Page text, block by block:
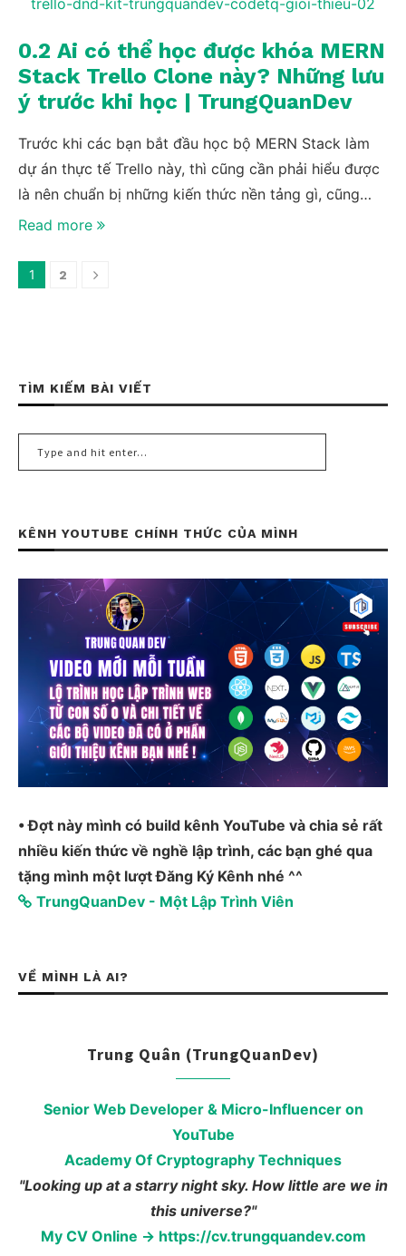
hộ mình thì cũng có thể xem video này và tự cài đặt
bộ code lên được nhé. Cảm ơn các bạn!
0.2 Ai có thể học được khóa MERN
Stack Trello Clone này? Những lưu
ý trước khi học | TrungQuanDev
Trước khi các bạn bắt đầu học bộ MERN Stack làm
dự án thực tế Trello này, thì cũng cần phải hiểu được
là nên chuẩn bị những kiến thức nền tảng gì, cũng
như mình sẽ note ra những lưu ý quan trọng để khi
thức một cách tốt nhất.
Read more
1 2
TÌM KIẾM BÀI VIẾT
KÊNH YOUTUBE CHÍNH THỨC CỦA MÌNH
• Đợt này mình có build kênh YouTube và chia sẻ rất
nhiều kiến thức về nghề lập trình, các bạn ghé qua
tặng mình một lượt Đăng Ký Kênh nhé ^^
TrungQuanDev - Một Lập Trình Viên
VỀ MÌNH LÀ AI?
Trung Quân (TrungQuanDev)
Senior Web Developer & Micro-Influencer on
YouTube
Academy Of Cryptography Techniques
"Looking up at a starry night sky. How little are we in
this universe?"
My CV Online → https://cv.trungquandev.com